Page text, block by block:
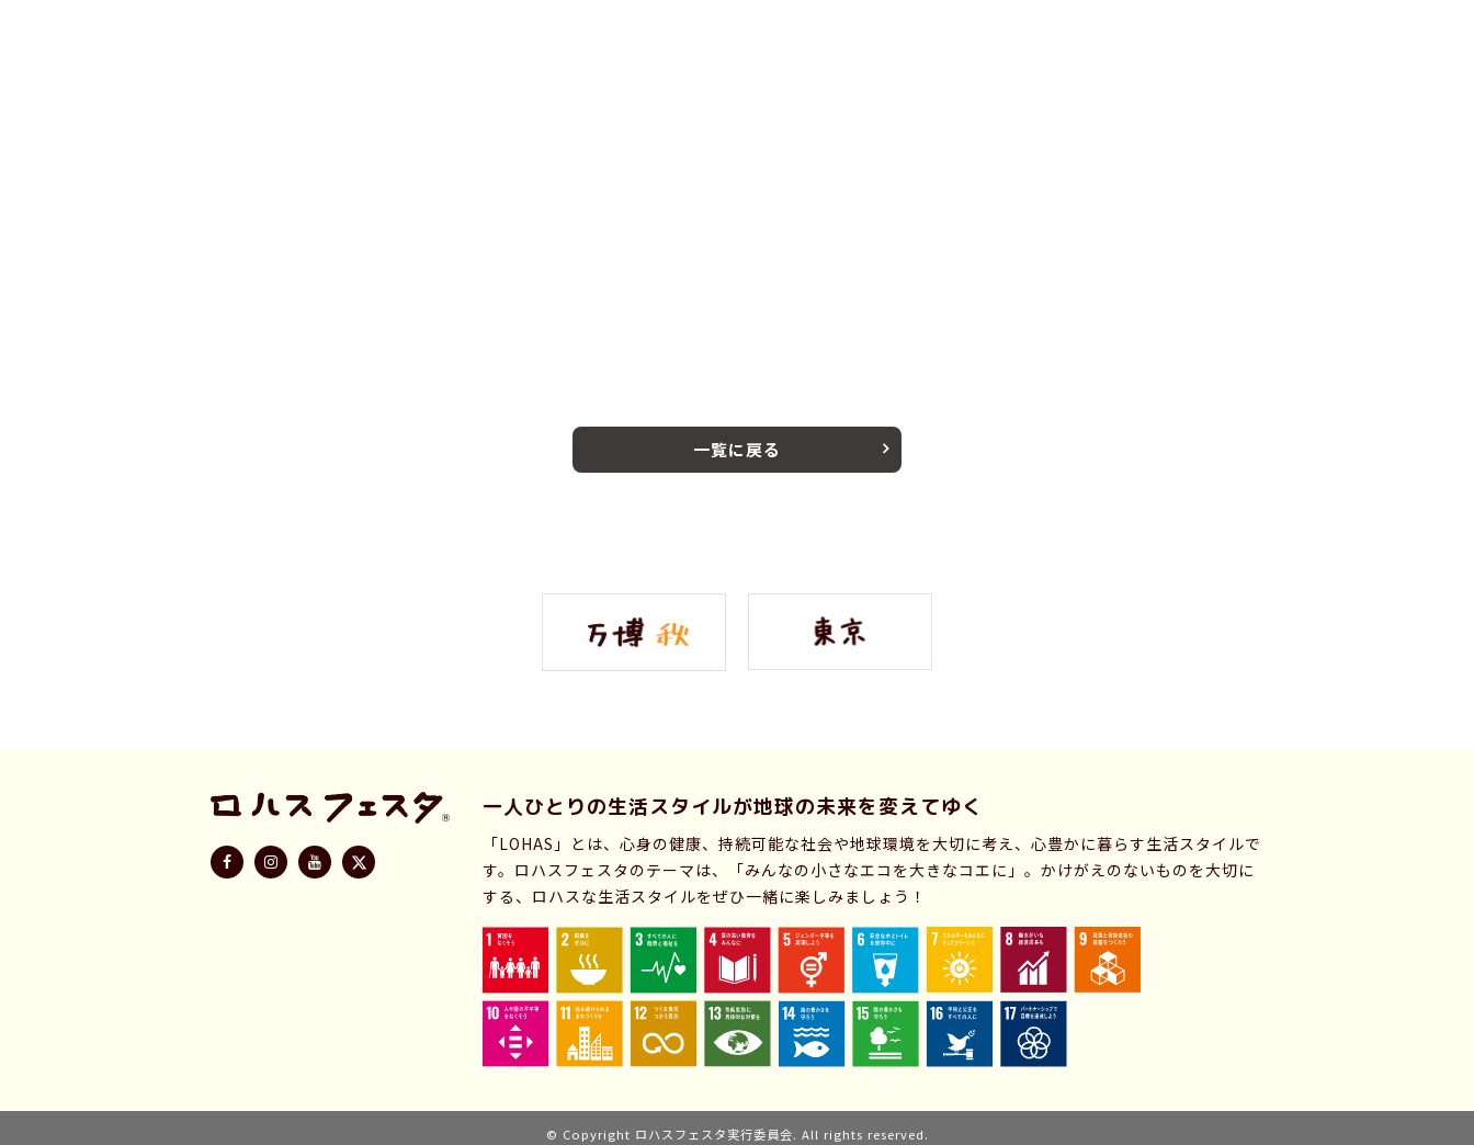
一覧に戻る
一人ひとりの生活スタイルが地球の未来を変えてゆく
「LOHAS」とは、心身の健康、持続可能な社会や地球環境を大切に考え、心豊かに暮らす生活スタイルで
す。ロハスフェスタのテーマは、「みんなの小さなエコを大きなコエに」。かけがえのないものを大切に
する、ロハスな生活スタイルをぜひ一緒に楽しみましょう！
© Copyright ロハスフェスタ実行委員会. All rights reserved.